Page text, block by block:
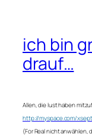
ich bin
drauf…
Allen, die lust haben
http://myspace.com/
(For Real nicht anwählen,